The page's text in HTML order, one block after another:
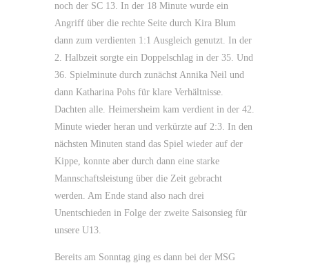
noch der SC 13. In der 18 Minute wurde ein
Angriff über die rechte Seite durch Kira Blum
dann zum verdienten 1:1 Ausgleich genutzt. In der
2. Halbzeit sorgte ein Doppelschlag in der 35. Und
36. Spielminute durch zunächst Annika Neil und
dann Katharina Pohs für klare Verhältnisse.
Dachten alle. Heimersheim kam verdient in der 42.
Minute wieder heran und verkürzte auf 2:3. In den
nächsten Minuten stand das Spiel wieder auf der
Kippe, konnte aber durch dann eine starke
Mannschaftsleistung über die Zeit gebracht
werden. Am Ende stand also nach drei
Unentschieden in Folge der zweite Saisonsieg für
unsere U13.
Bereits am Sonntag ging es dann bei der MSG